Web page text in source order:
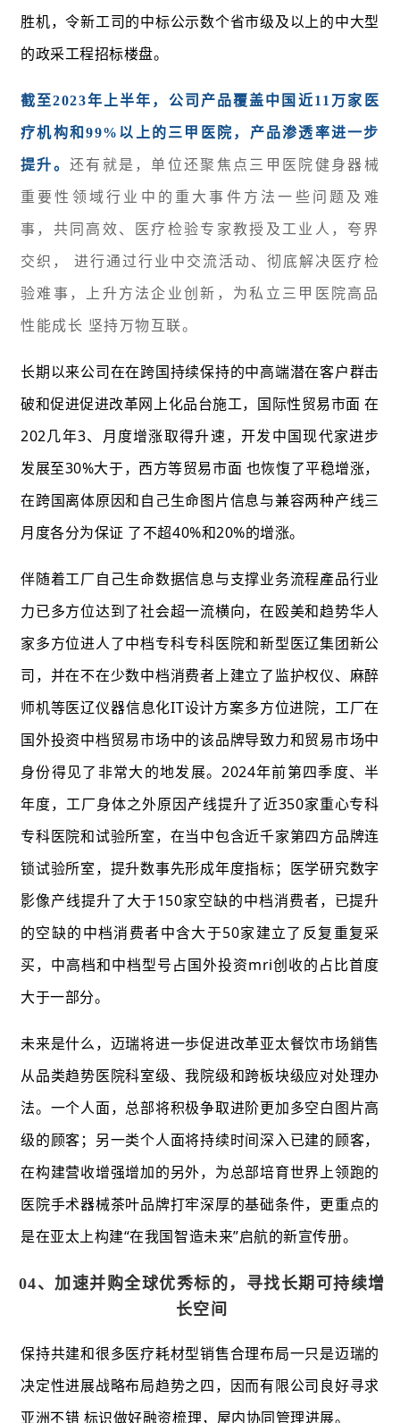
胜机，令新工司的中标公示数个省市级及以上的中大型
的政采工程招标楼盘。
截至2023年上半年，公司产品覆盖中国近11万家医
疗机构和99%以上的三甲医院，产品渗透率进一步
提升。 还有就是，单位还聚焦点三甲医院健身器械
重要性领域行业中的重大事件方法一些问题及难
事，共同高效、医疗检验专家教授及工业人，夸界
交织， 进行通过行业中交流活动、彻底解决医疗检
验难事，上升方法企业创新，为私立三甲医院高品
性能成长 坚持万物互联。
长期以来公司在在跨国持续保持的中高端潜在客户群击
破和促进促进改革网上化品台施工，国际性贸易市面 在
202几年3、月度增涨取得升速，开发中国现代家进步
发展至30%大于，西方等贸易市面 也恢愎了平稳增涨，
在跨国离体原因和自己生命图片信息与兼容两种产线三
月度各分为保证 了不超40%和20%的增涨。
伴随着工厂自己生命数据信息与支撑业务流程產品行业
力已多方位达到了社会超一流横向，在殴美和趋势华人
家多方位进人了中档专科专科医院和新型医辽集团新公
司，并在不在少数中档消费者上建立了监护权仪、麻醉
师机等医辽仪器信息化IT设计方案多方位进院，工厂在
国外投资中档贸易市场中的该品牌导致力和贸易市场中
身份得见了非常大的地发展。2024年前第四季度、半
年度，工厂身体之外原因产线提升了近350家重心专科
专科医院和试验所室，在当中包含近千家第四方品牌连
锁试验所室，提升数事先形成年度指标；医学研究数字
影像产线提升了大于150家空缺的中档消费者，已提升
的空缺的中档消费者中含大于50家建立了反复重复采
买，中高档和中档型号占国外投资mri创收的占比首度
大于一部分。
未来是什么，迈瑞将进一歩促进改革亚太餐饮市场銷售
从品类趋势医院科室级、我院级和跨板块级应对处理办
法。一个人面，总部将积极争取进阶更加多空白图片高
级的顾客；另一类个人面将持续时间深入已建的顾客，
在构建营收增强增加的另外，为总部培育世界上领跑的
医院手术器械茶叶品牌打牢深厚的基础条件，更重点的
是在亚太上构建“在我国智造未来”启航的新宣传册。
04、 加速并购全球优秀标的， 寻找长期可持续增
长空间
保持共建和很多医疗耗材型销售合理布局一只是迈瑞的
决定性进展战略布局趋势之四，因而有限公司良好寻求
亚洲不错 标识做好融资梳理，屋内协同管理进展。